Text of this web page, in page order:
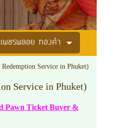
พชรพลอย ทองคำ
Service in Phuket)
Service in Phuket)
Ticket Buyer &